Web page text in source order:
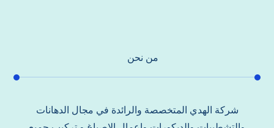
من نحن
شركة الهدي المتخصصة والرائدة في مجال الدهانات